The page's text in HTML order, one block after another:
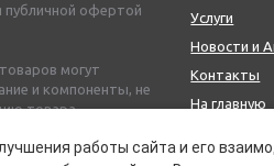
публичной офертой
могут
и компоненты, не
товара.
Услуги
Новости и
Контакты
На главную
работы сайта и его